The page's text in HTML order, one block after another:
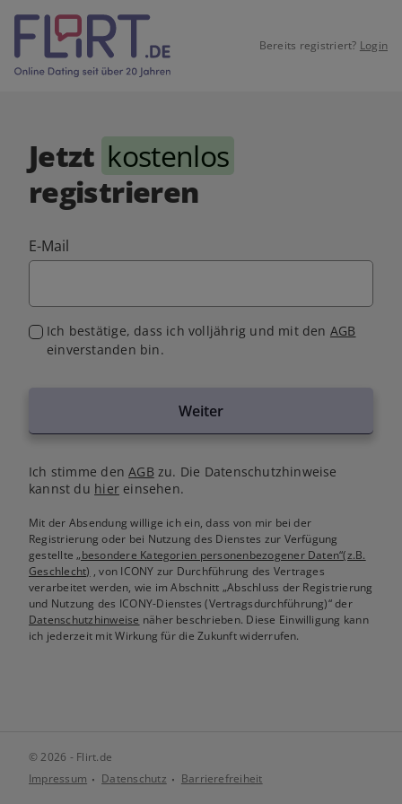
Bereits registriert? Login
Jetzt kostenlos
registrieren
E-Mail
Ich bestätige, dass ich volljährig und mit den AGB
einverstanden bin.
Weiter
Ich stimme denAGB zu. Die Datenschutzhinweise
kannst du hiereinsehen.
Mit der Absendung willige ich ein, dass von mir bei der
Registrierung oder bei Nutzung des Dienstes zur Verfügung
gestellte„besondere Kategorien personenbezogener Daten“(z.B.
Geschlecht) , von ICONY zur Durchführung des Vertrages
verarbeitet werden, wie im Abschnitt „Abschluss der Registrierung
und Nutzung des ICONY-Dienstes (Vertragsdurchführung)“ der
Datenschutzhinweise näher beschrieben. Diese Einwilligung kann
ich jederzeit mit Wirkung für die Zukunft widerrufen.
© 2026 - Flirt.de
Impressum
Datenschutz Barrierefreiheit